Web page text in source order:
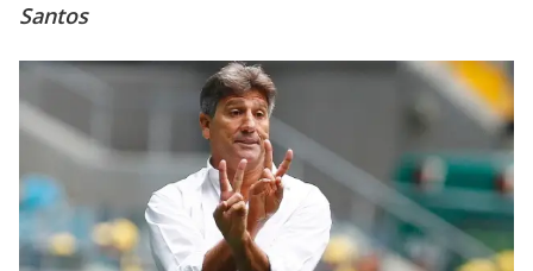
Santos